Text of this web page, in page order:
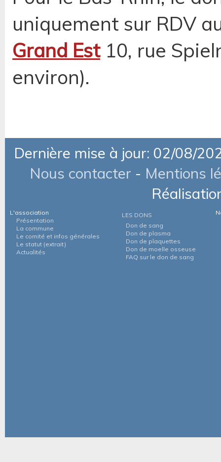
uniquement sur RDV
Grand Est10, rue
environ).
Dernière mise à jour: 02/08/
Nous contacter - Mentions
L'association
Présentation
La commune
Le comité et infos générales
Le statut (extrait)
Actualités
LES DONS
Don de sang
Don de plasma
Don de plaquettes
Don de moelle osseuse
FAQ sur le don de sang